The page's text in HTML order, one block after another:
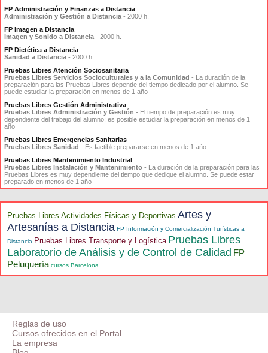
FP Administración y Finanzas a Distancia
Administración y Gestión a Distancia - 2000 h.
FP Imagen a Distancia
Imagen y Sonido a Distancia - 2000 h.
FP Dietética a Distancia
Sanidad a Distancia - 2000 h.
Pruebas Libres Atención Sociosanitaria
Pruebas Libres Servicios Socioculturales y a la Comunidad - La duración de la
preparación para las Pruebas Libres depende del tiempo dedicado por el alumno. Se
puede estudiar la preparación en menos de 1 año
Pruebas Libres Gestión Administrativa
Pruebas Libres Administración y Gestión - El tiempo de preparación es muy
dependiente del trabajo del alumno: es posible estudiar la preparación en menos de 1
año
Pruebas Libres Emergencias Sanitarias
Pruebas Libres Sanidad - Es factible prepararse en menos de 1 año
Pruebas Libres Mantenimiento Industrial
Pruebas Libres Instalación y Mantenimiento - La duración de la preparación para las
Pruebas Libres es muy dependiente del tiempo que dedique el alumno. Se puede estar
preparado en menos de 1 año
Pruebas Libres Actividades Físicas y Deportivas Artes y
Artesanías a Distancia FP Información y Comercialización Turísticas a
Distancia Pruebas Libres Transporte y Logística Pruebas Libres
Laboratorio de Análisis y de Control de Calidad FP
Peluquería cursos Barcelona
Reglas de uso
Cursos ofrecidos en el Portal
La empresa